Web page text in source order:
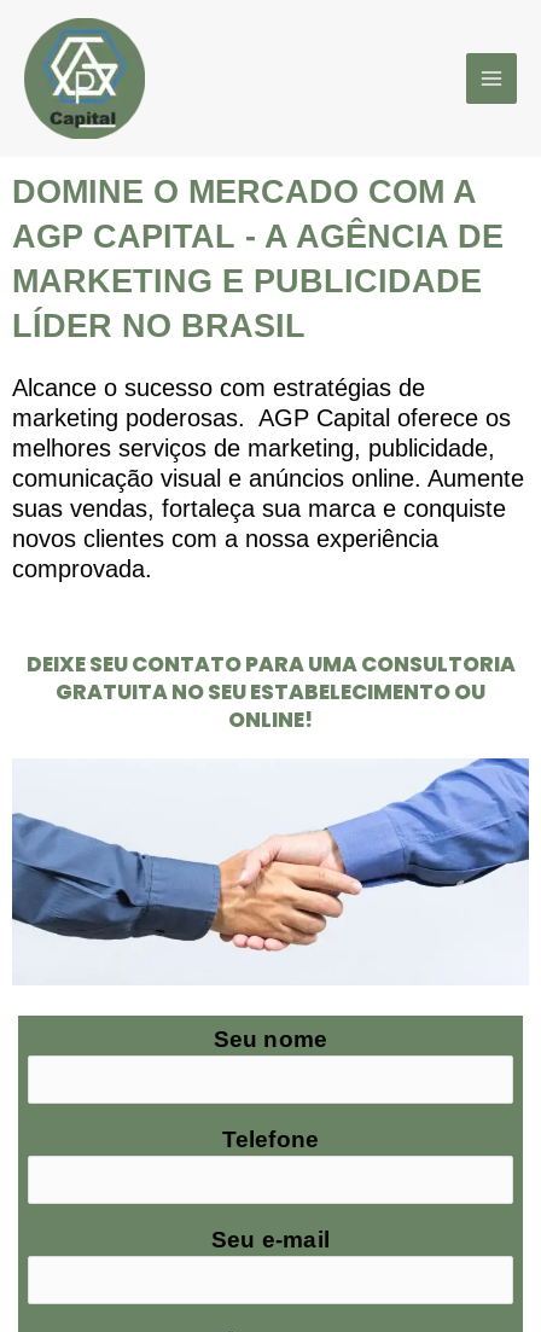
para
conteúdo
DOMINE O MERCADO COM A
AGP CAPITAL - A AGÊNCIA DE
MARKETING E PUBLICIDADE
LÍDER NO BRASIL
Alcance o sucesso com estratégias de
marketing poderosas. AGP Capital oferece os
melhores serviços de marketing, publicidade,
comunicação visual e anúncios online. Aumente
suas vendas, fortaleça sua marca e conquiste
novos clientes com a nossa experiência
comprovada.
DEIXE SEU CONTATO PARA UMA CONSULTORIA
GRATUITA NO SEU ESTABELECIMENTO OU
ONLINE!
Seu nome
Telefone
Seu e-mail